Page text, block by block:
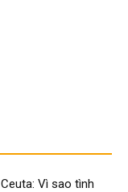
Vì sao tình